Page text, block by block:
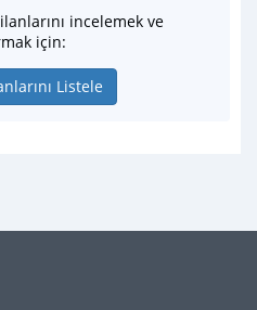
incelemek ve
için:
Listele